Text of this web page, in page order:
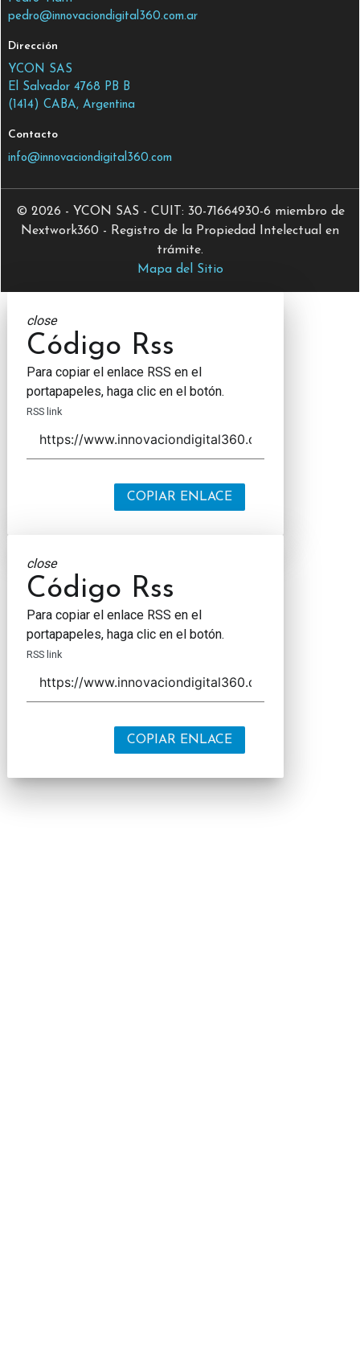
pedro@innovaciondigital360.com.ar
Dirección
YCON SAS
El Salvador 4768 PB B
(1414) CABA, Argentina
Contacto
info@innovaciondigital360.com
© 2026 - YCON SAS - CUIT: 30-71664930-6 miembro de
Nextwork360 - Registro de la Propiedad Intelectual en
trámite.
Mapa del Sitio
close
Código Rss
Para copiar el enlace RSS en el
portapapeles, haga clic en el botón.
RSS link
COPIAR ENLACE
close
Código Rss
Para copiar el enlace RSS en el
portapapeles, haga clic en el botón.
RSS link
COPIAR ENLACE